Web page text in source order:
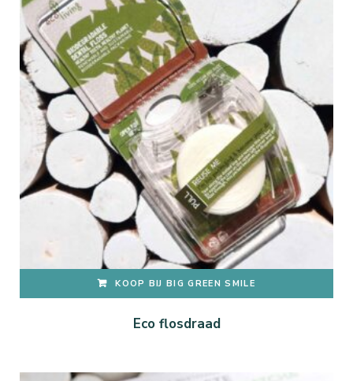
KOOP BIJ BIG GREEN SMILE
Eco flosdraad